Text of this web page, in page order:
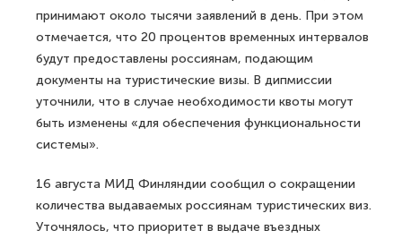
принимают около тысячи заявлений в день. При этом
отмечается, что 20 процентов временных интервалов
будут предоставлены россиянам, подающим
документы на туристические визы. В дипмиссии
уточнили, что в случае необходимости квоты могут
быть изменены «для обеспечения функциональности
системы».
16 августа МИД Финляндии сообщил о сокращении
количества выдаваемых россиянам туристических виз.
Уточнялось, что приоритет в выдаче въездных